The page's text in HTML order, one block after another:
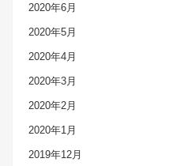
2020年6月
2020年5月
2020年4月
2020年3月
2020年2月
2020年1月
2019年12月